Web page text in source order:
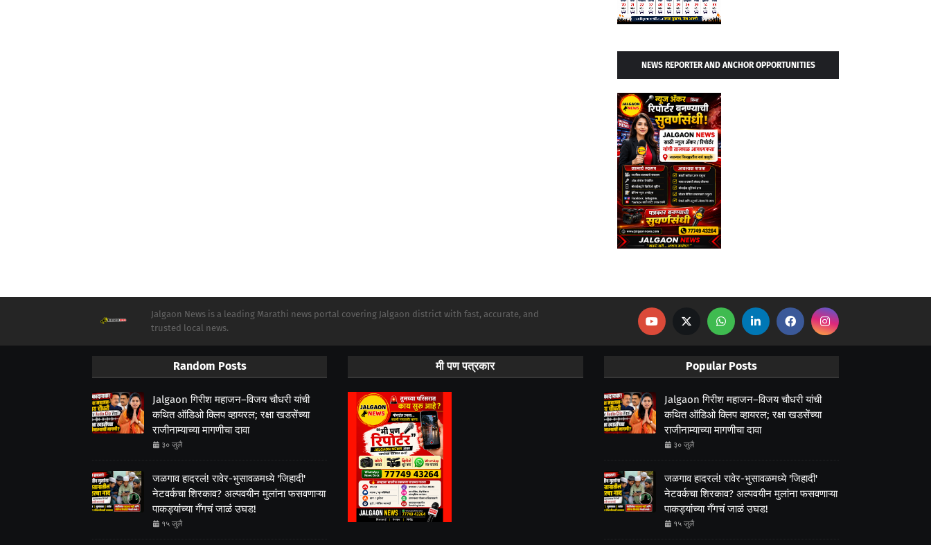
NEWS REPORTER AND ANCHOR OPPORTUNITIES
Jalgaon News is a leading Marathi news portal covering Jalgaon district with fast, accurate, and
trusted local news.
Random Posts
Jalgaon गिरीश महाजन–विजय चौधरी यांची
कथित ऑडिओ क्लिप व्हायरल; रक्षा खडसेंच्या
राजीनाम्याच्या मागणीचा दावा
३० जुलै
जळगाव हादरलं! रावेर-भुसावळमध्ये 'जिहादी'
नेटवर्कचा शिरकाव? अल्पवयीन मुलांना फसवणाऱ्या
पाकड्यांच्या गँगचं जाळं उघड!
१५ जुलै
मी पण पत्रकार Popular Posts
Jalgaon गिरीश महाजन–विजय चौधरी यांची
कथित ऑडिओ क्लिप व्हायरल; रक्षा खडसेंच्या
राजीनाम्याच्या मागणीचा दावा
३० जुलै
जळगाव हादरलं! रावेर-भुसावळमध्ये 'जिहादी'
नेटवर्कचा शिरकाव? अल्पवयीन मुलांना फसवणाऱ्या
पाकड्यांच्या गँगचं जाळं उघड!
१५ जुलै